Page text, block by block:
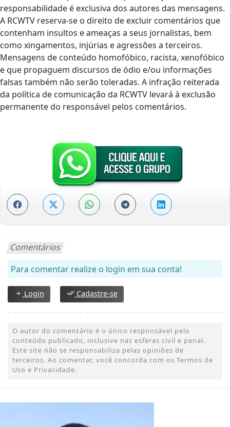
responsabilidade é exclusiva dos autores das mensagens.
A RCWTV reserva-se o direito de excluir comentários que
contenham insultos e ameaças a seus jornalistas, bem
como xingamentos, injúrias e agressões a terceiros.
Mensagens de conteúdo homofóbico, racista, xenofóbico
e que propaguem discursos de ódio e/ou informações
falsas também não serão toleradas. A infração reiterada
da política de comunicação da RCWTV levará à exclusão
permanente do responsável pelos comentários.
Comentários
Para comentar realize o login em sua conta!
Login Cadastre-se
O autor do comentário é o único responsável pelo
conteúdo publicado, inclusive nas esferas civil e penal.
Este site não se responsabiliza pelas opiniões de
terceiros. Ao comentar, você concorda com os Termos de
Uso e Privacidade.